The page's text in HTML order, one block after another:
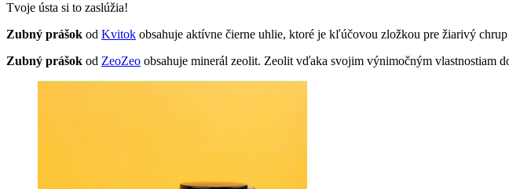
Tvoje ústa si to zaslúžia!
Zubný prášok od Kvitok obsahuje aktívne čierne uhlie, ktoré je kľúčovou zložkou pre žiarivý
Zubný prášok od ZeoZeo obsahuje minerál zeolit. Zeolit vďaka svojim výnimočným vlastnostiam